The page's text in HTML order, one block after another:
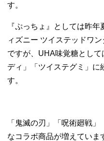
す。
『ぷっちょ』としては昨
ィズニー ツイステッドワ
ですが、UHA味覚糖とし
ディ」「ツイステグミ」に
す。
「鬼滅の刃」「呪術廻戦
なコラボ商品が増えていま